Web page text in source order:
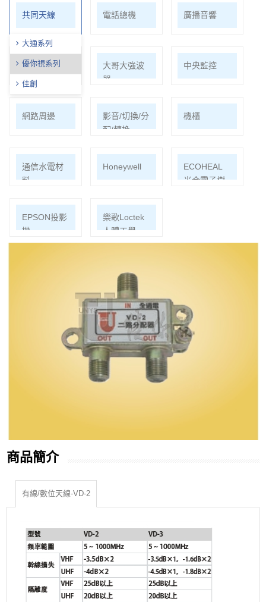
共同天線
大通系列
優你視系列
佳創
電話總機 廣播音響
車道系統
大哥大強波
器
中央監控
網路周邊
影音/切換/分
配/轉換
機櫃
通信水電材
料
Honeywell
ECOHEAL
光合電子樹
EPSON投影
機
樂歌Loctek
人體工學
商品簡介
有線/數位天線-VD-2